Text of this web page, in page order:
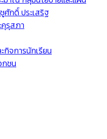
ศักดิ์ ประเสริฐ
รุสภา
กิจการนักเรียน
กชน